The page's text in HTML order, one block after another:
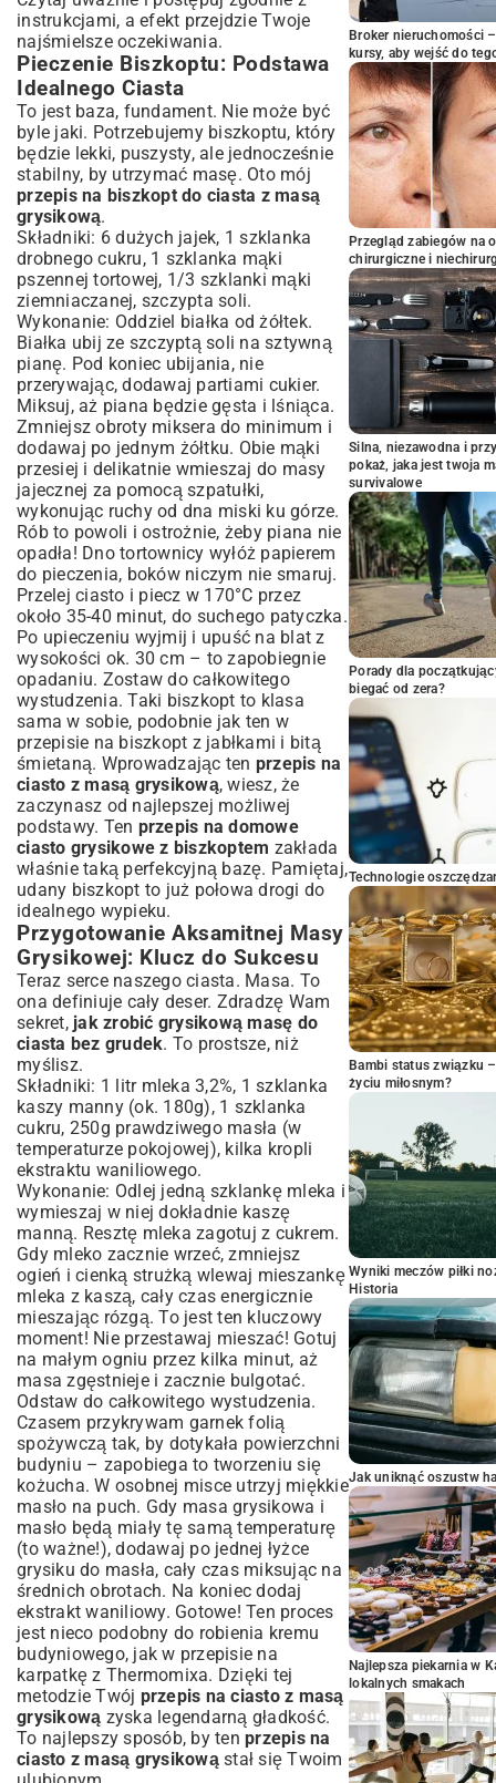
instrukcjami, a efekt przejdzie Twoje
najśmielsze oczekiwania.
Pieczenie Biszkoptu: Podstawa
Idealnego Ciasta
To jest baza, fundament. Nie może być
byle jaki. Potrzebujemy biszkoptu, który
będzie lekki, puszysty, ale jednocześnie
stabilny, by utrzymać masę. Oto mój
przepis na biszkopt do ciasta z masą
grysikową.
Składniki: 6 dużych jajek, 1 szklanka
drobnego cukru, 1 szklanka mąki
pszennej tortowej, 1/3 szklanki mąki
ziemniaczanej, szczypta soli.
Wykonanie: Oddziel białka od żółtek.
Białka ubij ze szczyptą soli na sztywną
pianę. Pod koniec ubijania, nie
przerywając, dodawaj partiami cukier.
Miksuj, aż piana będzie gęsta i lśniąca.
Zmniejsz obroty miksera do minimum i
dodawaj po jednym żółtku. Obie mąki
przesiej i delikatnie wmieszaj do masy
jajecznej za pomocą szpatułki,
wykonując ruchy od dna miski ku górze.
Rób to powoli i ostrożnie, żeby piana nie
opadła! Dno tortownicy wyłóż papierem
do pieczenia, boków niczym nie smaruj.
Przelej ciasto i piecz w 170°C przez
około 35-40 minut, do suchego patyczka.
Po upieczeniu wyjmij i upuść na blat z
wysokości ok. 30 cm – to zapobiegnie
opadaniu. Zostaw do całkowitego
wystudzenia. Taki biszkopt to klasa
sama w sobie, podobnie jak ten w
przepisie na biszkopt z jabłkami i bitą
śmietaną. Wprowadzając ten przepis na
ciasto z masą grysikową, wiesz, że
zaczynasz od najlepszej możliwej
podstawy. Ten przepis na domowe
ciasto grysikowe z biszkoptem zakłada
właśnie taką perfekcyjną bazę. Pamiętaj,
udany biszkopt to już połowa drogi do
idealnego wypieku.
Przygotowanie Aksamitnej Masy
Grysikowej: Klucz do Sukcesu
Teraz serce naszego ciasta. Masa. To
ona definiuje cały deser. Zdradzę Wam
sekret, jak zrobić grysikową masę do
ciasta bez grudek. To prostsze, niż
myślisz.
Składniki: 1 litr mleka 3,2%, 1 szklanka
kaszy manny (ok. 180g), 1 szklanka
cukru, 250g prawdziwego masła (w
temperaturze pokojowej), kilka kropli
ekstraktu waniliowego.
Wykonanie: Odlej jedną szklankę mleka i
wymieszaj w niej dokładnie kaszę
manną. Resztę mleka zagotuj z cukrem.
Gdy mleko zacznie wrzeć, zmniejsz
ogień i cienką strużką wlewaj mieszankę
mleka z kaszą, cały czas energicznie
mieszając rózgą. To jest ten kluczowy
moment! Nie przestawaj mieszać! Gotuj
na małym ogniu przez kilka minut, aż
masa zgęstnieje i zacznie bulgotać.
Odstaw do całkowitego wystudzenia.
Czasem przykrywam garnek folią
spożywczą tak, by dotykała powierzchni
budyniu – zapobiega to tworzeniu się
kożucha. W osobnej misce utrzyj miękkie
masło na puch. Gdy masa grysikowa i
masło będą miały tę samą temperaturę
(to ważne!), dodawaj po jednej łyżce
grysiku do masła, cały czas miksując na
średnich obrotach. Na koniec dodaj
ekstrakt waniliowy. Gotowe! Ten proces
jest nieco podobny do robienia kremu
budyniowego, jak w przepisie na
karpatkę z Thermomixa. Dzięki tej
metodzie Twój przepis na ciasto z masą
grysikową zyska legendarną gładkość.
To najlepszy sposób, by ten przepis na
ciasto z masą grysikowąstał się Twoim
Broker nieruchomości
kursy, aby wejść do
Przegląd zabiegów na
chirurgiczne i
Silna, niezawodna i
pokaż, jaka jest twoja
survivalowe
Porady dla
biegać od zera?
Technologie
Bambi status związku
życiu miłosnym?
Wyniki meczów piłki
Historia
Jak uniknąć oszustw
Najlepsza piekarnia w
lokalnych smakach